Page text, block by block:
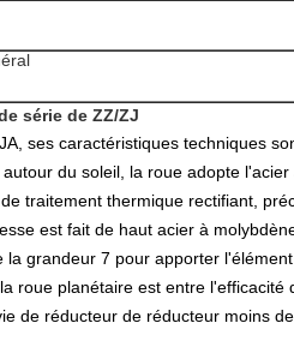
série de ZZ/ZJ
ses caractéristiques techniques
du soleil, la roue adopte
traitement thermique rectifiant,
est fait de haut acier à
la grandeur 7 pour apporter
roue planétaire est entre l'efficacité
de réducteur de réducteur moins de